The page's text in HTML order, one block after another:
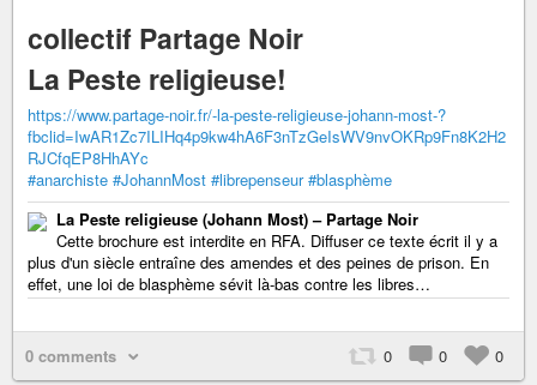
collectif Partage Noir
La Peste religieuse!
https://www.partage-noir.fr/-la-peste-religieuse-johann-most-?
fbclid=IwAR1Zc7ILIHq4p9kw4hA6F3nTzGeIsWV9nvOKRp9Fn8K2H2
RJCfqEP8HhAYc
#anarchiste #JohannMost #librepenseur #blasphème
La Peste religieuse (Johann Most) – Partage Noir
Cette brochure est interdite en RFA. Diffuser ce texte écrit il y a
plus d'un siècle entraîne des amendes et des peines de prison. En
effet, une loi de blasphème sévit là-bas contre les libres…
0 comments 0 0 0